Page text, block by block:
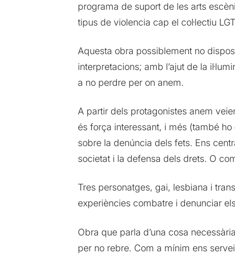
programa de suport de les arts
tipus de violencia cap el col·lectiu
Aquesta obra possiblement no
interpretacions; amb l’ajut de la
a no perdre per on anem.
A partir dels protagonistes anem
és força interessant, i més (també
sobre la denúncia dels fets. Ens
societat i la defensa dels drets. O
Tres personatges, gai, lesbiana i
experiències combatre i denunciar
Obra que parla d’una cosa
per no rebre. Com a mínim ens